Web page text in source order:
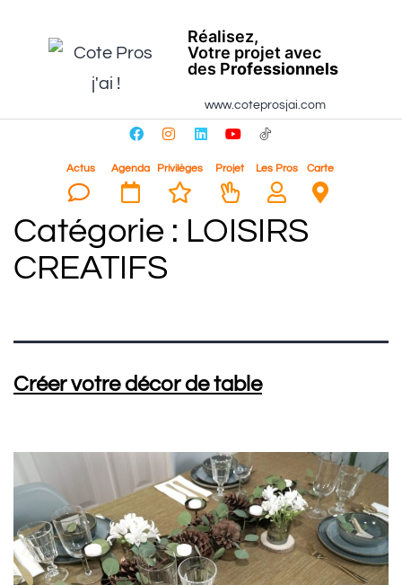
Réalisez,
Votre projet avec
des Professionnels
www.coteprosjai.com
Actus Agenda Privilèges Projet Les Pros Carte
Catégorie : LOISIRS
CREATIFS
Créer votre décor de table